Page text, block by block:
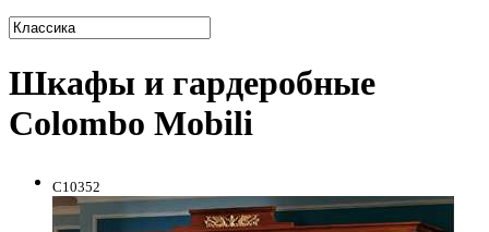
Шкафы и гардеробные
Colombo Mobili
C10352